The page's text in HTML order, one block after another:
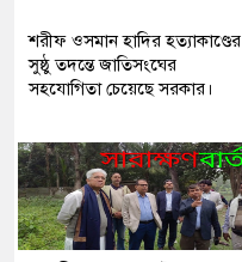
শরীফ ওসমান হাদির হত্যাকাণ্ডের
সুষ্ঠু তদন্তে জাতিসংঘের
সহযোগিতা চেয়েছে সরকার।